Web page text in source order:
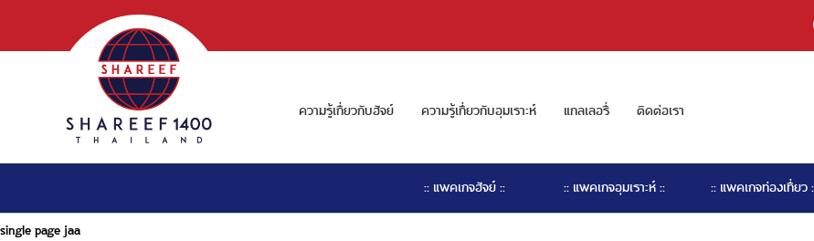
ความรู้เกี่ยวกับฮัจย์ ความรู้เกี่ยวกับอุมเราะห์ แกลเลอรี่ ติดต่อเรา
:: แพคเกจฮัจย์ :: :: แพคเกจอุมเราะห์ :: :: แพคเกจท่องเที่ยว
single page jaa